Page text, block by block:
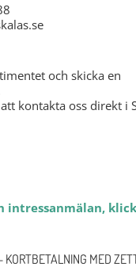
och skicka en
kontakta oss direkt i
intressanmälan,
KORTBETALNING MED